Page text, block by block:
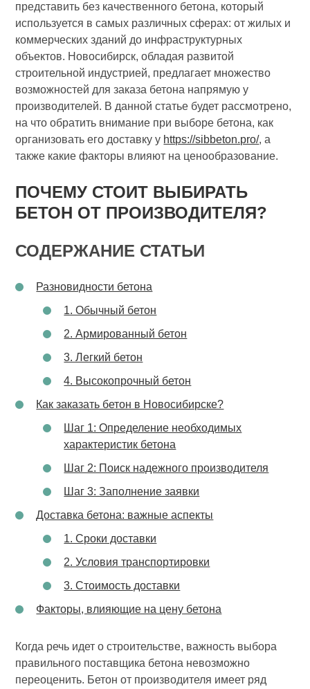
представить без качественного бетона, который
используется в самых различных сферах: от жилых и
коммерческих зданий до инфраструктурных
объектов. Новосибирск, обладая развитой
строительной индустрией, предлагает множество
возможностей для заказа бетона напрямую у
производителей. В данной статье будет рассмотрено,
на что обратить внимание при выборе бетона, как
организовать его доставку у https://sibbeton.pro/, а
также какие факторы влияют на ценообразование.
ПОЧЕМУ СТОИТ ВЫБИРАТЬ
БЕТОН ОТ ПРОИЗВОДИТЕЛЯ?
СОДЕРЖАНИЕ СТАТЬИ
Разновидности бетона
1. Обычный бетон
2. Армированный бетон
3. Легкий бетон
4. Высокопрочный бетон
Как заказать бетон в Новосибирске?
Шаг 1: Определение необходимых
характеристик бетона
Шаг 2: Поиск надежного производителя
Шаг 3: Заполнение заявки
Доставка бетона: важные аспекты
1. Сроки доставки
2. Условия транспортировки
3. Стоимость доставки
Факторы, влияющие на цену бетона
Когда речь идет о строительстве, важность выбора
правильного поставщика бетона невозможно
переоценить. Бетон от производителя имеет ряд